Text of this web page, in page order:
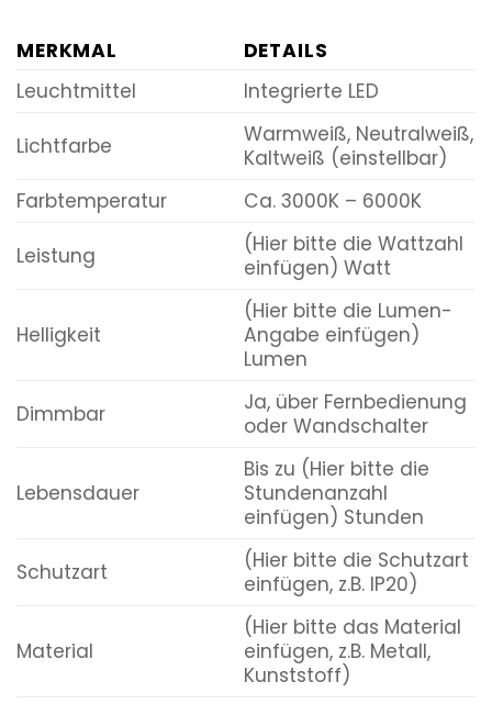
MERKMAL
DETAILS
Leuchtmittel
Integrierte LED
Lichtfarbe
Warmweiß, Neutralweiß,
Kaltweiß (einstellbar)
Farbtemperatur
Ca. 3000K – 6000K
Leistung
(Hier bitte die Wattzahl
einfügen) Watt
Helligkeit
(Hier bitte die Lumen-
Angabe einfügen)
Lumen
Dimmbar
Ja, über Fernbedienung
oder Wandschalter
Lebensdauer
Bis zu (Hier bitte die
Stundenanzahl
einfügen) Stunden
Schutzart
(Hier bitte die Schutzart
einfügen, z.B. IP20)
Material
(Hier bitte das Material
einfügen, z.B. Metall,
Kunststoff)